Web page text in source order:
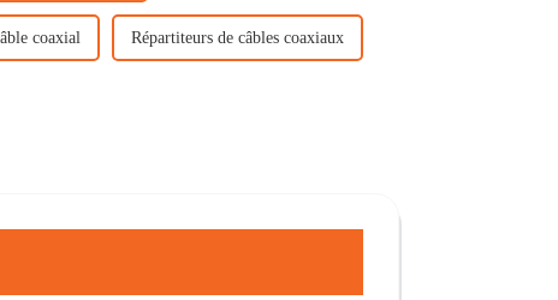
coaxial Répartiteurs de câbles coaxiaux